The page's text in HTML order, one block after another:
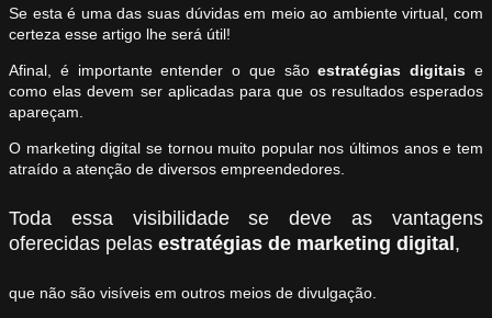
Se esta é uma das suas dúvidas em meio ao ambiente virtual, com
certeza esse artigo lhe será útil!
Afinal, é importante entender o que sãoestratégias digitais e
como elas devem ser aplicadas para que os resultados esperados
apareçam.
O marketing digital se tornou muito popular nos últimos anos e tem
atraído a atenção de diversos empreendedores.
Toda essa visibilidade se deve as vantagens
oferecidas pelas estratégias de marketing digital,
que não são visíveis em outros meios de divulgação.